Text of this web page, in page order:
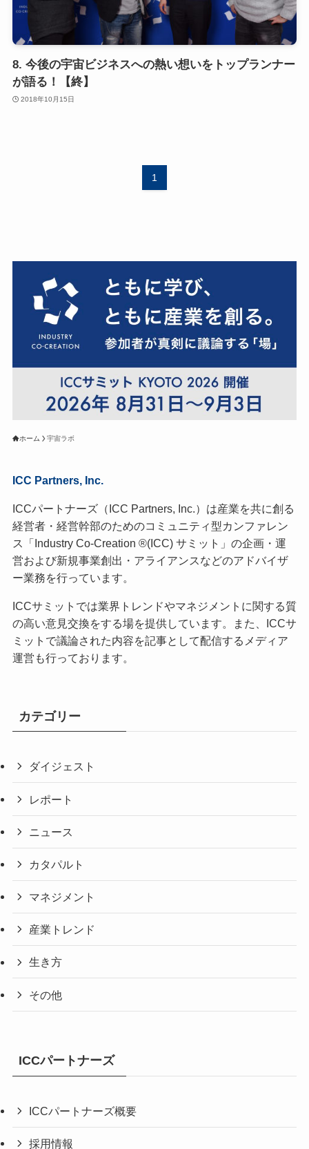
8. 今後の宇宙ビジネスへの熱い想いをトップランナー
が語る！【終】
2018年10月15日
1
ホーム 宇宙ラボ
ICC Partners, Inc.
ICCパートナーズ（ICC Partners, Inc.）は産業を共に創る
経営者・経営幹部のためのコミュニティ型カンファレン
ス「Industry Co-Creation ®(ICC) サミット」の企画・運
営および新規事業創出・アライアンスなどのアドバイザ
ー業務を行っています。
ICCサミットでは業界トレンドやマネジメントに関する質
の高い意見交換をする場を提供しています。また、ICCサ
ミットで議論された内容を記事として配信するメディア
運営も行っております。
カテゴリー
ダイジェスト
レポート
ニュース
カタパルト
マネジメント
産業トレンド
生き方
その他
ICCパートナーズ
ICCパートナーズ概要
採用情報